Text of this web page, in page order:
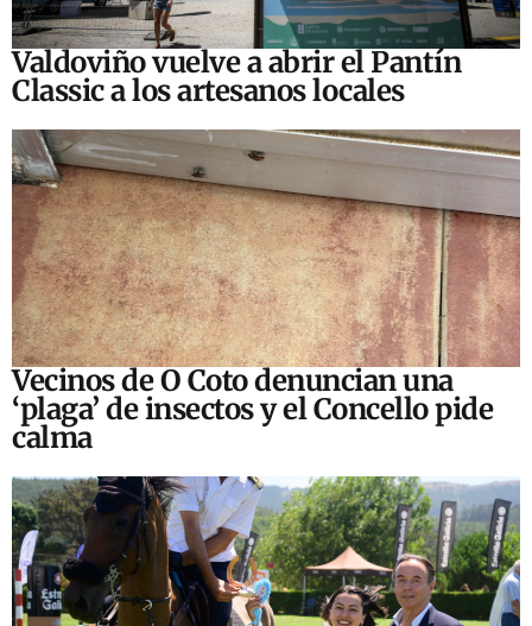
Valdoviño vuelve a abrir el Pantín
Classic a los artesanos locales
Vecinos de O Coto denuncian una
‘plaga’ de insectos y el Concello pide
calma